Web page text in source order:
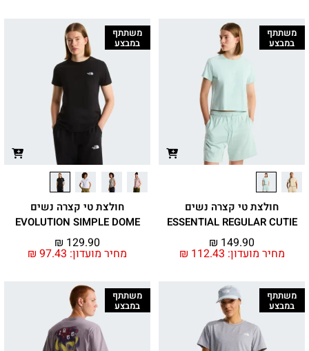
משתתף
במבצע
חולצת טי קצרה נשים
ESSENTIAL REGULAR CUTIE
מחיר מועדון: ₪ 112.43
₪ 149.90
משתתף
במבצע
חולצת טי קצרה נשים
EVOLUTION SIMPLE DOME
מחיר מועדון: ₪ 97.43
₪ 129.90
משתתף
במבצע
משתתף
במבצע